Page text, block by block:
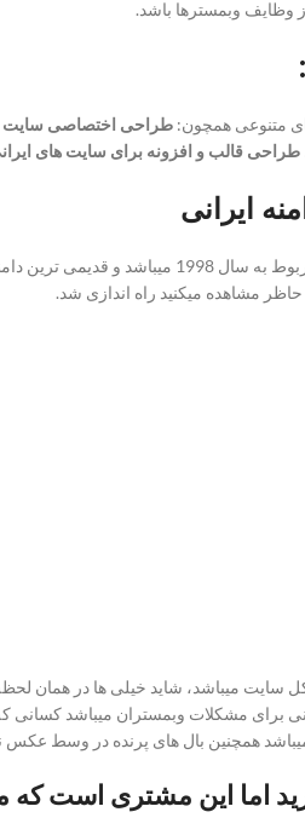
وظایف وبمسترها باشد.
متنوعی همچون:
قالب و افزونه برای سایت های
مشاهده میکنید راه اندازی شد.
اما این مشتری است که